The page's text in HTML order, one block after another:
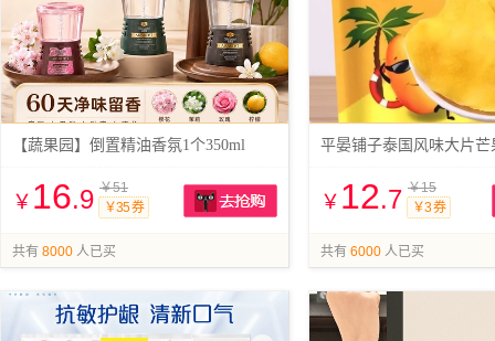
【蔬果园】倒置精油香氛1个350ml
￥ 16.9 ￥51
￥35 券
共有 8000 人已买
平晏铺子泰国风味大片芒
￥ 12.7 ￥15
￥3 券
共有 6000 人已买